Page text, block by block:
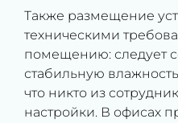
Также размещение
техническими
помещению: следует
стабильную
что никто из
настройки. В офисах